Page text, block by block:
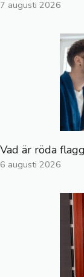
7 augusti 2026
Vad är röda
6 augusti 2026